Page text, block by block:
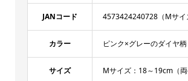
JANコード 4573424240728（Mサイ
カラー ピンク×グレーのダイヤ柄
サイズ Mサイズ：18～19cm（両